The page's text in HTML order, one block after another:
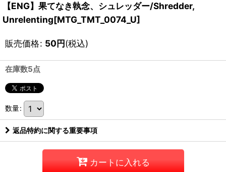
【ENG】果てなき執念、シュレッダー/Shredder,
Unrelenting[MTG_TMT_0074_U]
販売価格: 50円(税込)
在庫数5点
数量:
返品特約に関する重要事項
カートに入れる